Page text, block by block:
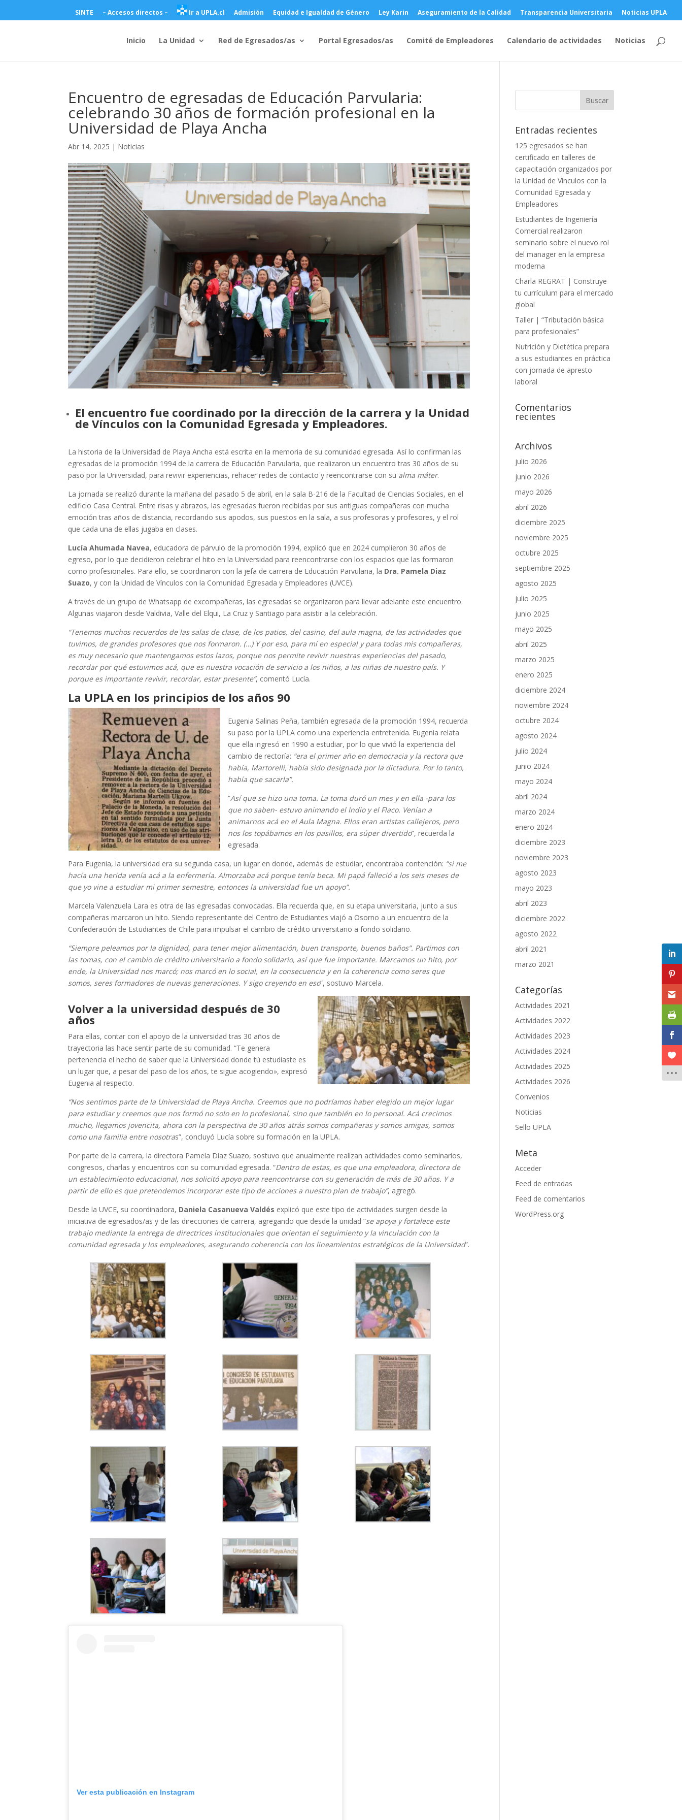
SINTE – Accesos directos – Ir a UPLA.cl Admisión Equidad e Igualdad de Género Ley Karin Aseguramiento de la Calidad Transparencia Universitaria Noticias UPLA
Inicio La Unidad Red de Egresados/as Portal Egresados/as Comité de Empleadores Calendario de actividades Noticias
Encuentro de egresadas de Educación Parvularia:
celebrando 30 años de formación profesional en la
Universidad de Playa Ancha
Abr 14, 2025 | Noticias
El encuentro fue coordinado por la dirección de la carrera y la Unidad
de Vínculos con la Comunidad Egresada y Empleadores.
La historia de la Universidad de Playa Ancha está escrita en la memoria de su comunidad egresada. Así lo confirman las
egresadas de la promoción 1994 de la carrera de Educación Parvularia, que realizaron un encuentro tras 30 años de su
paso por la Universidad, para revivir experiencias, rehacer redes de contacto y reencontrarse con su alma máter.
La jornada se realizó durante la mañana del pasado 5 de abril, en la sala B-216 de la Facultad de Ciencias Sociales, en el
edificio Casa Central. Entre risas y abrazos, las egresadas fueron recibidas por sus antiguas compañeras con mucha
emoción tras años de distancia, recordando sus apodos, sus puestos en la sala, a sus profesoras y profesores, y el rol
que cada una de ellas jugaba en clases.
Lucía Ahumada Navea, educadora de párvulo de la promoción 1994, explicó que en 2024 cumplieron 30 años de
egreso, por lo que decidieron celebrar el hito en la Universidad para reencontrarse con los espacios que las formaron
como profesionales. Para ello, se coordinaron con la jefa de carrera de Educación Parvularia, la Dra. Pamela Diaz
Suazo, y con la Unidad de Vínculos con la Comunidad Egresada y Empleadores (UVCE).
A través de un grupo de Whatsapp de excompañeras, las egresadas se organizaron para llevar adelante este encuentro.
Algunas viajaron desde Valdivia, Valle del Elqui, La Cruz y Santiago para asistir a la celebración.
“Tenemos muchos recuerdos de las salas de clase, de los patios, del casino, del aula magna, de las actividades que
tuvimos, de grandes profesores que nos formaron. (…) Y por eso, para mí en especial y para todas mis compañeras,
es muy necesario que mantengamos estos lazos, porque nos permite revivir nuestras experiencias del pasado,
recordar por qué estuvimos acá, que es nuestra vocación de servicio a los niños, a las niñas de nuestro país. Y
porque es importante revivir, recordar, estar presente”, comentó Lucía.
La UPLA en los principios de los años 90
Eugenia Salinas Peña, también egresada de la promoción 1994, recuerda
su paso por la UPLA como una experiencia entretenida. Eugenia relata
que ella ingresó en 1990 a estudiar, por lo que vivió la experiencia del
cambio de rectoría: “era el primer año en democracia y la rectora que
había, Martorelli, había sido designada por la dictadura. Por lo tanto,
había que sacarla”.
“Así que se hizo una toma. La toma duró un mes y en ella -para los
que no saben- estuvo animando el Indio y el Flaco. Venían a
animarnos acá en el Aula Magna. Ellos eran artistas callejeros, pero
nos los topábamos en los pasillos, era súper divertido”, recuerda la
egresada.
Para Eugenia, la universidad era su segunda casa, un lugar en donde, además de estudiar, encontraba contención: “si me
hacía una herida venía acá a la enfermería. Almorzaba acá porque tenía beca. Mi papá falleció a los seis meses de
que yo vine a estudiar mi primer semestre, entonces la universidad fue un apoyo”.
Marcela Valenzuela Lara es otra de las egresadas convocadas. Ella recuerda que, en su etapa universitaria, junto a sus
compañeras marcaron un hito. Siendo representante del Centro de Estudiantes viajó a Osorno a un encuentro de la
Confederación de Estudiantes de Chile para impulsar el cambio de crédito universitario a fondo solidario.
“Siempre peleamos por la dignidad, para tener mejor alimentación, buen transporte, buenos baños”. Partimos con
las tomas, con el cambio de crédito universitario a fondo solidario, así que fue importante. Marcamos un hito, por
ende, la Universidad nos marcó; nos marcó en lo social, en la consecuencia y en la coherencia como seres que
somos, seres formadores de nuevas generaciones. Y sigo creyendo en eso”, sostuvo Marcela.
Volver a la universidad después de 30
años
Para ellas, contar con el apoyo de la universidad tras 30 años de
trayectoria las hace sentir parte de su comunidad. “Te genera
pertenencia el hecho de saber que la Universidad donde tú estudiaste es
un lugar que, a pesar del paso de los años, te sigue acogiendo», expresó
Eugenia al respecto.
“Nos sentimos parte de la Universidad de Playa Ancha. Creemos que no podríamos haber elegido un mejor lugar
para estudiar y creemos que nos formó no solo en lo profesional, sino que también en lo personal. Acá crecimos
mucho, llegamos jovencita, ahora con la perspectiva de 30 años atrás somos compañeras y somos amigas, somos
como una familia entre nosotras”, concluyó Lucía sobre su formación en la UPLA.
Por parte de la carrera, la directora Pamela Díaz Suazo, sostuvo que anualmente realizan actividades como seminarios,
congresos, charlas y encuentros con su comunidad egresada.“Dentro de estas, es que una empleadora, directora de
un establecimiento educacional, nos solicitó apoyo para reencontrarse con su generación de más de 30 años. Y a
partir de ello es que pretendemos incorporar este tipo de acciones a nuestro plan de trabajo”, agregó.
Desde la UVCE, su coordinadora, Daniela Casanueva Valdés explicó que este tipo de actividades surgen desde la
iniciativa de egresados/as y de las direcciones de carrera, agregando que desde la unidad “se apoya y fortalece este
trabajo mediante la entrega de directrices institucionales que orientan el seguimiento y la vinculación con la
comunidad egresada y los empleadores, asegurando coherencia con los lineamientos estratégicos de la Universidad”.
Ver esta publicación en Instagram
Entradas recientes
125 egresados se han
certificado en talleres de
capacitación organizados por
la Unidad de Vínculos con la
Comunidad Egresada y
Empleadores
Estudiantes de Ingeniería
Comercial realizaron
seminario sobre el nuevo rol
del manager en la empresa
moderna
Charla REGRAT | Construye
tu currículum para el mercado
global
Taller | “Tributación básica
para profesionales”
Nutrición y Dietética prepara
a sus estudiantes en práctica
con jornada de apresto
laboral
Comentarios
recientes
Archivos
julio 2026
junio 2026
mayo 2026
abril 2026
diciembre 2025
noviembre 2025
octubre 2025
septiembre 2025
agosto 2025
julio 2025
junio 2025
mayo 2025
abril 2025
marzo 2025
enero 2025
diciembre 2024
noviembre 2024
octubre 2024
agosto 2024
julio 2024
junio 2024
mayo 2024
abril 2024
marzo 2024
enero 2024
diciembre 2023
noviembre 2023
agosto 2023
mayo 2023
abril 2023
diciembre 2022
agosto 2022
abril 2021
marzo 2021
Categorías
Actividades 2021
Actividades 2022
Actividades 2023
Actividades 2024
Actividades 2025
Actividades 2026
Convenios
Noticias
Sello UPLA
Meta
Acceder
Feed de entradas
Feed de comentarios
WordPress.org